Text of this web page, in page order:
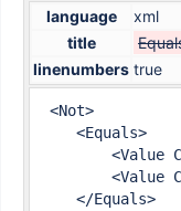
language
xml
title
linenumbers true
<Not>
    <Equals>
<Value
<Value
    </Equals>